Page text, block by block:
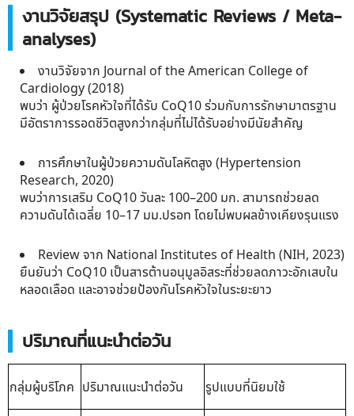
งานวิจัยสรุป (Systematic Reviews / Meta-
analyses)
งานวิจัยจาก Journal of the American College of
Cardiology (2018)
พบว่า ผู้ป่วยโรคหัวใจที่ได้รับ CoQ10 ร่วมกับการรักษามาตรฐาน
มีอัตราการรอดชีวิตสูงกว่ากลุ่มที่ไม่ได้รับอย่างมีนัยสำคัญ
การศึกษาในผู้ป่วยความดันโลหิตสูง (Hypertension
Research, 2020)
พบว่าการเสริม CoQ10 วันละ 100–200 มก. สามารถช่วยลด
ความดันได้เฉลี่ย 10–17 มม.ปรอท โดยไม่พบผลข้างเคียงรุนแรง
Review จาก National Institutes of Health (NIH, 2023)
ยืนยันว่า CoQ10 เป็นสารต้านอนุมูลอิสระที่ช่วยลดภาวะอักเสบใน
หลอดเลือด และอาจช่วยป้องกันโรคหัวใจในระยะยาว
ปริมาณที่แนะนำต่อวัน
กลุ่มผู้บริโภค ปริมาณแนะนำต่อวัน รูปแบบที่นิยมใช้